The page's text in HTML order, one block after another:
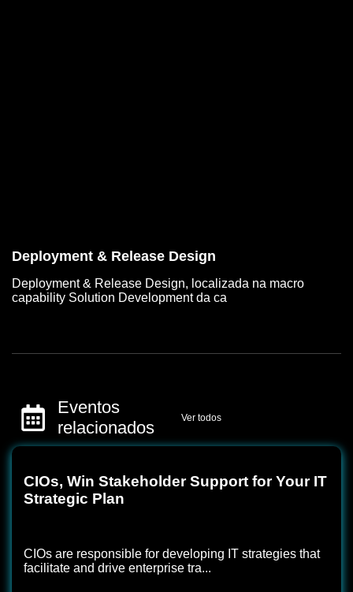
Deployment & Release Design
Deployment & Release Design, localizada na macro
capability Solution Development da ca
Eventos
relacionados
Ver todos
CIOs, Win Stakeholder Support for Your IT
Strategic Plan
CIOs are responsible for developing IT strategies that
facilitate and drive enterprise tra...